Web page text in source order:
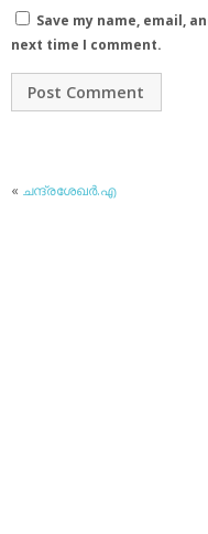
Save my name, email,
next time I comment.
« ചന്ദ്രശേഖര്‍.എ